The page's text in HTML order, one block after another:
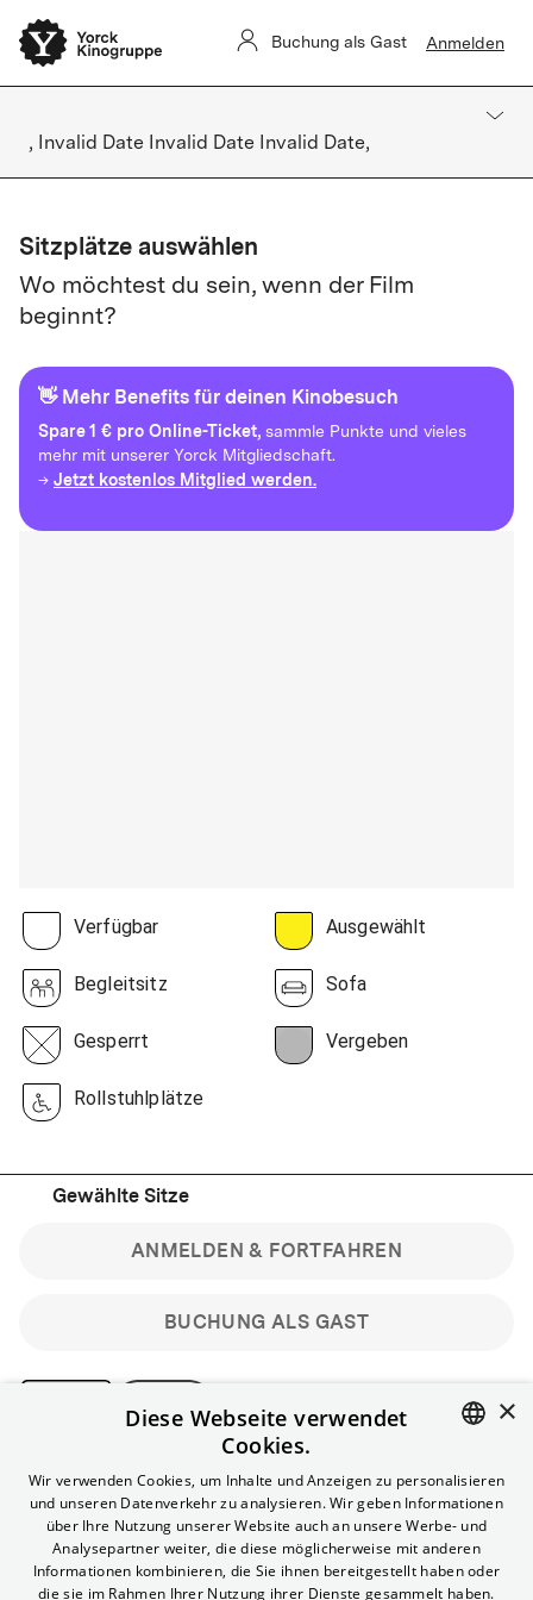
Buchung als Gast Anmelden
, Invalid Date Invalid Date Invalid Date,
Sitzplätze auswählen
Wo möchtest du sein, wenn der Film
beginnt?
👋 Mehr Benefits für deinen Kinobesuch
Spare1 € pro Online-Ticket, sammle Punkte und vieles
mehr mit unserer Yorck Mitgliedschaft.
→ Jetzt kostenlos Mitglied werden.
Verfügbar Ausgewählt
Begleitsitz Sofa
Gesperrt Vergeben
Rollstuhlplätze
Gewählte Sitze
BUCHUNG ALS GAST
ANMELDEN & FORTFAHREN
Bitte beachte: Gastbuchungen sind nicht stornierbar.
Registriere dich kostenlos für bis zu 90 min vor Filmbeginn
stornierbare Tickets für reguläre Vorstellungen.
Unlimited-Mitglied? Melde dich an, um deine Benefits
nutzen zu können.
ENGLISH
×
Diese Webseite verwendet
Cookies.
Wir verwenden Cookies, um Inhalte und Anzeigen zu personalisieren
und unseren Datenverkehr zu analysieren. Wir geben Informationen
über Ihre Nutzung unserer Website auch an unsere Werbe- und
Analysepartner weiter, die diese möglicherweise mit anderen
Informationen kombinieren, die Sie ihnen bereitgestellt haben oder
die sie im Rahmen Ihrer Nutzung ihrer Dienste gesammelt haben.